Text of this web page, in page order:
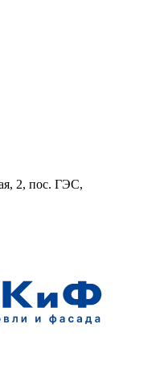
2, пос. ГЭС,